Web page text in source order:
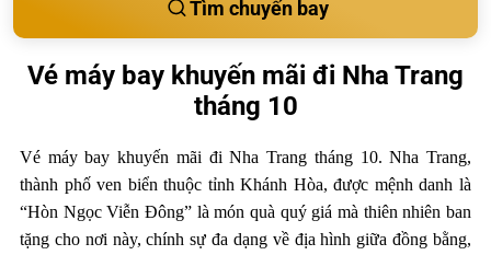
Tìm chuyến bay
Vé máy bay khuyến mãi đi Nha Trang
tháng 10
Vé máy bay khuyến mãi đi Nha Trang tháng 10. Nha Trang,
thành phố ven biển thuộc tỉnh Khánh Hòa, được mệnh danh là
“Hòn Ngọc Viễn Đông” là món quà quý giá mà thiên nhiên ban
tặng cho nơi này, chính sự đa dạng về địa hình giữa đồng bằng,